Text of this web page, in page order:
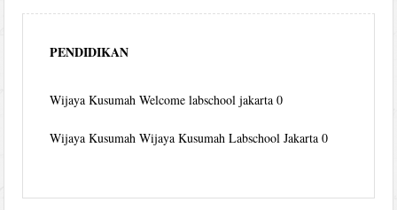
PENDIDIKAN
Wijaya Kusumah Welcome labschool jakarta 0
Wijaya Kusumah Wijaya Kusumah Labschool Jakarta 0